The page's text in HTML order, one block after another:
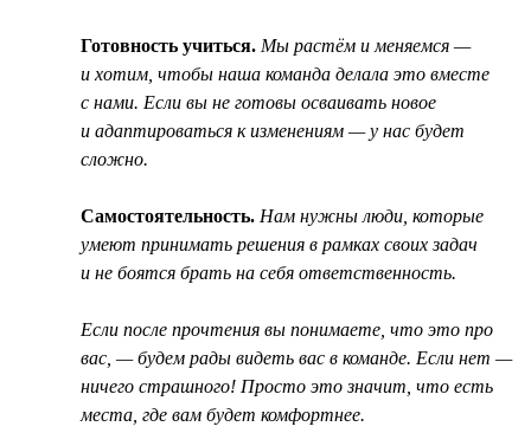
Готовность учиться. Мы растём и меняемся —
и хотим, чтобы наша команда делала это вместе
с нами. Если вы не готовы осваивать новое
и адаптироваться к изменениям — у нас будет
сложно.
Самостоятельность. Нам нужны люди, которые
умеют принимать решения в рамках своих задач
и не боятся брать на себя ответственность.
Если после прочтения вы понимаете, что это про
вас, — будем рады видеть вас в команде. Если нет —
ничего страшного! Просто это значит, что есть
места, где вам будет комфортнее.